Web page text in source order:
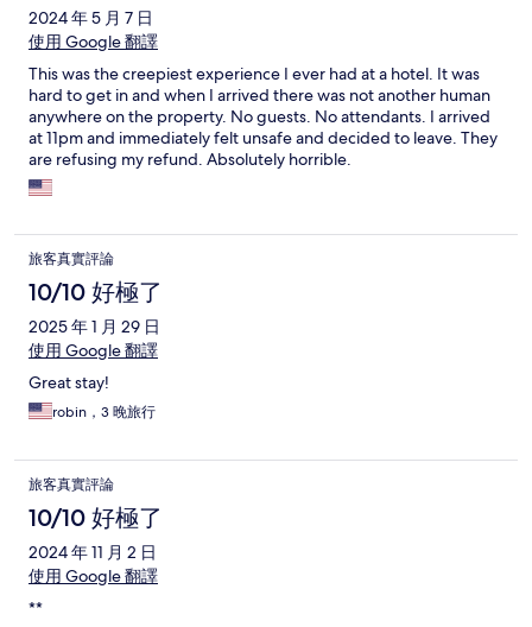
2024 年 5 月 7 日
使用 Google 翻譯
This was the creepiest experience I ever had at a hotel. It was
hard to get in and when I arrived there was not another human
anywhere on the property. No guests. No attendants. I arrived
at 11pm and immediately felt unsafe and decided to leave. They
are refusing my refund. Absolutely horrible.
旅客真實評論
10/10 好極了
2025 年 1 月 29 日
使用 Google 翻譯
Great stay!
robin，3 晚旅行
旅客真實評論
10/10 好極了
2024 年 11 月 2 日
使用 Google 翻譯
**